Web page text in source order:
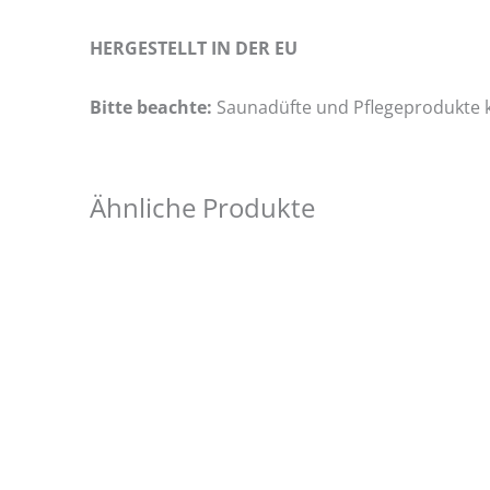
HERGESTELLT IN DER EU
Bitte beachte: Saunadüfte und Pflegeprodukte
Ähnliche Produkte